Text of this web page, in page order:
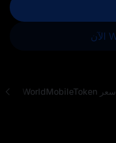
سعر WorldMobileToken